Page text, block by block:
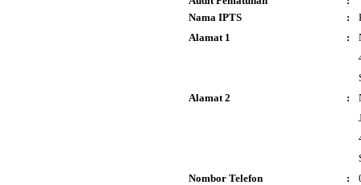
Nama IPTS
:
Alamat 1
:
Alamat 2
:
Nombor Telefon
: